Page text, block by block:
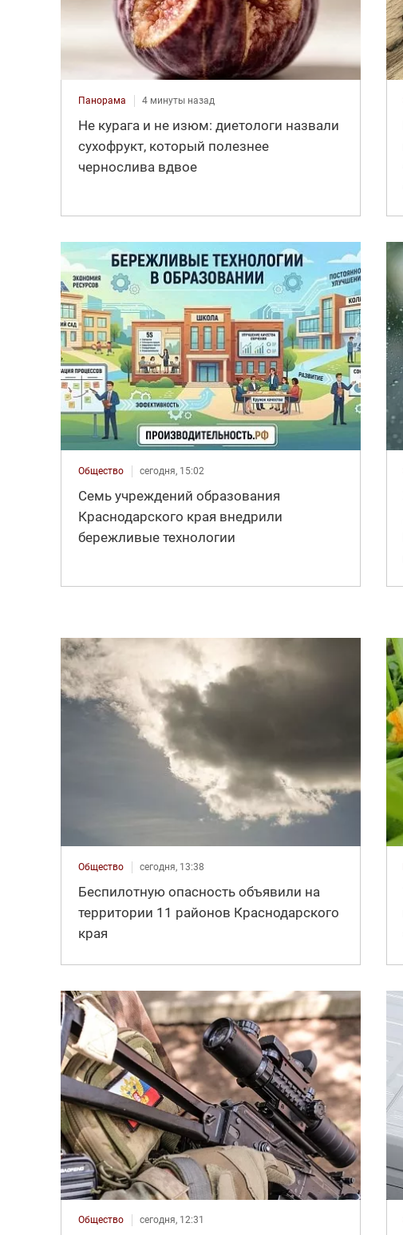
Панорама 4 минуты назад
Не курага и не изюм: диетологи назвали
сухофрукт, который полезнее
чернослива вдвое
Общество сегодня, 15:02
Семь учреждений образования
Краснодарского края внедрили
бережливые технологии
Общество сегодня, 13:38
Беспилотную опасность объявили на
территории 11 районов Краснодарского
края
Общество сегодня, 12:31